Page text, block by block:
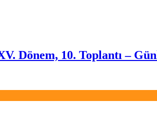
Dönem, 10. Toplantı –